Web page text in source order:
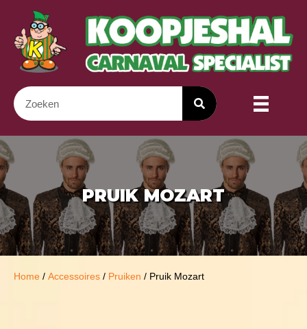
PRUIK MOZART
Home / Accessoires / Pruiken / Pruik Mozart